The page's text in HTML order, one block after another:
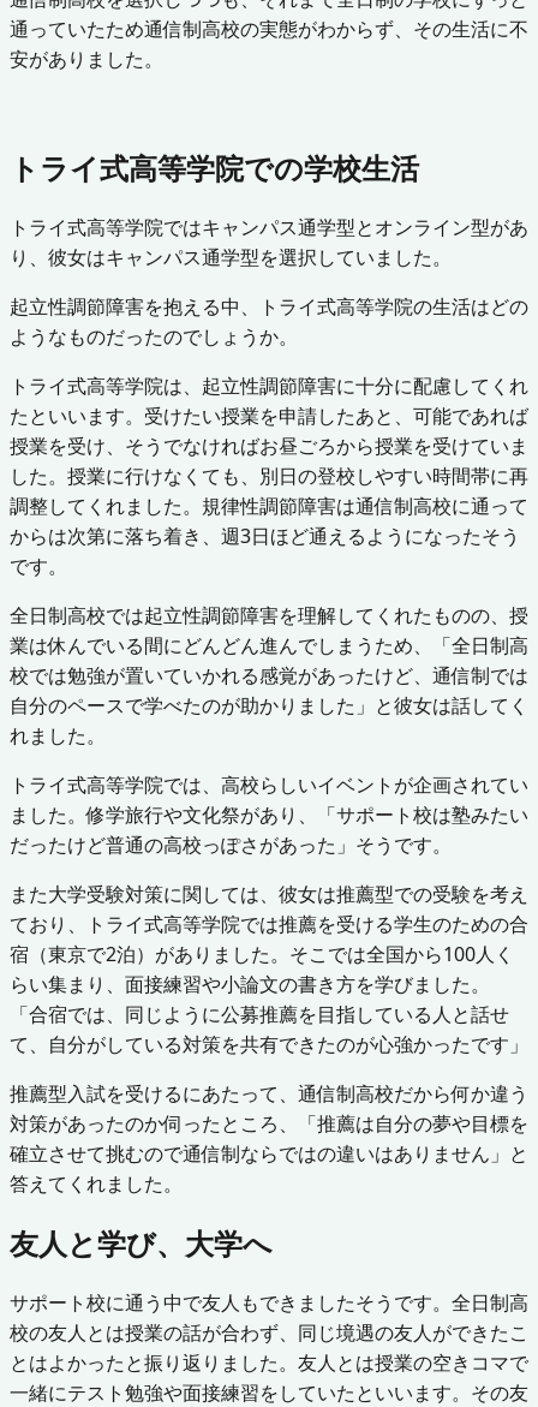
通っていたため通信制高校の実態がわからず、その生活に不
安がありました。
トライ式高等学院での学校生活
トライ式高等学院ではキャンパス通学型とオンライン型があ
り、彼女はキャンパス通学型を選択していました。
起立性調節障害を抱える中、トライ式高等学院の生活はどの
ようなものだったのでしょうか。
トライ式高等学院は、起立性調節障害に十分に配慮してくれ
たといいます。受けたい授業を申請したあと、可能であれば
授業を受け、そうでなければお昼ごろから授業を受けていま
した。授業に行けなくても、別日の登校しやすい時間帯に再
調整してくれました。規律性調節障害は通信制高校に通って
からは次第に落ち着き、週3日ほど通えるようになったそう
です。
全日制高校では起立性調節障害を理解してくれたものの、授
業は休んでいる間にどんどん進んでしまうため、「全日制高
校では勉強が置いていかれる感覚があったけど、通信制では
自分のペースで学べたのが助かりました」と彼女は話してく
れました。
トライ式高等学院では、高校らしいイベントが企画されてい
ました。修学旅行や文化祭があり、「サポート校は塾みたい
だったけど普通の高校っぽさがあった」そうです。
また大学受験対策に関しては、彼女は推薦型での受験を考え
ており、トライ式高等学院では推薦を受ける学生のための合
宿（東京で2泊）がありました。そこでは全国から100人く
らい集まり、面接練習や小論文の書き方を学びました。
「合宿では、同じように公募推薦を目指している人と話せ
て、自分がしている対策を共有できたのが心強かったです」
推薦型入試を受けるにあたって、通信制高校だから何か違う
対策があったのか伺ったところ、「推薦は自分の夢や目標を
確立させて挑むので通信制ならではの違いはありません」と
答えてくれました。
友人と学び、大学へ
サポート校に通う中で友人もできましたそうです。全日制高
校の友人とは授業の話が合わず、同じ境遇の友人ができたこ
とはよかったと振り返りました。友人とは授業の空きコマで
一緒にテスト勉強や面接練習をしていたといいます。その友